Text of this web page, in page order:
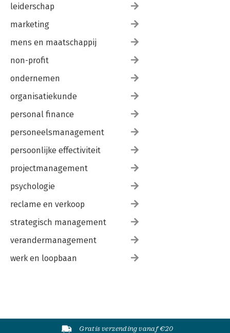
leiderschap
marketing
mens en maatschappij
non-profit
ondernemen
organisatiekunde
personal finance
personeelsmanagement
persoonlijke effectiviteit
projectmanagement
psychologie
reclame en verkoop
strategisch management
verandermanagement
werk en loopbaan
Gratis verzending vanaf €20